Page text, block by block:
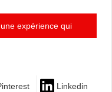
expérience qui
Linkedin